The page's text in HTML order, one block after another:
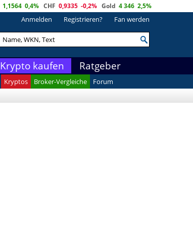
1,1564 0,4% CHF 0,9335 -0,2% Gold 4 346 2,5%
Anmelden Registrieren? Fan werden
Krypto kaufen Ratgeber
Kryptos Broker-Vergleiche
Forum